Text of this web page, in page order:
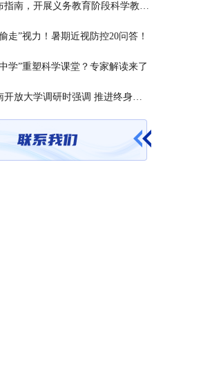
教育部发布指南，开展义务教育阶段科学教育“做中学”领航行动
走”视力！暑期近视防控20问答！
学”重塑科学课堂？专家解读来了
高山到湖南开放大学调研时强调 推进终身教育发展 在服务学习型社会建设中走好转型升级发展之路